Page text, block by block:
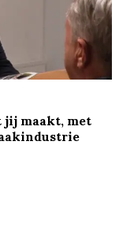
jij maakt, met